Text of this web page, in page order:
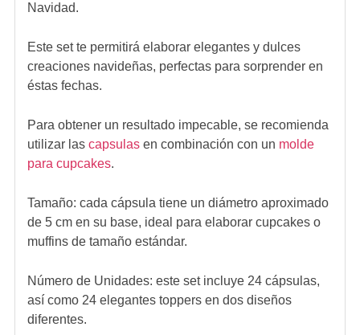
Navidad.
Este set te permitirá elaborar elegantes y dulces
creaciones navideñas, perfectas para sorprender en
éstas fechas.
Para obtener un resultado impecable, se recomienda
utilizar las capsulasen combinación con un molde
para cupcakes.
Tamaño: cada cápsula tiene un diámetro aproximado
de 5 cm en su base, ideal para elaborar cupcakes o
muffins de tamaño estándar.
Número de Unidades: este set incluye 24 cápsulas,
así como 24 elegantes toppers en dos diseños
diferentes.